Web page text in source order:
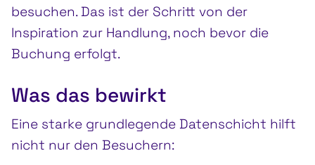
besuchen. Das ist der Schritt von der
Inspiration zur Handlung, noch bevor die
Buchung erfolgt.
Was das bewirkt
Eine starke grundlegende Datenschicht hilft
nicht nur den Besuchern: